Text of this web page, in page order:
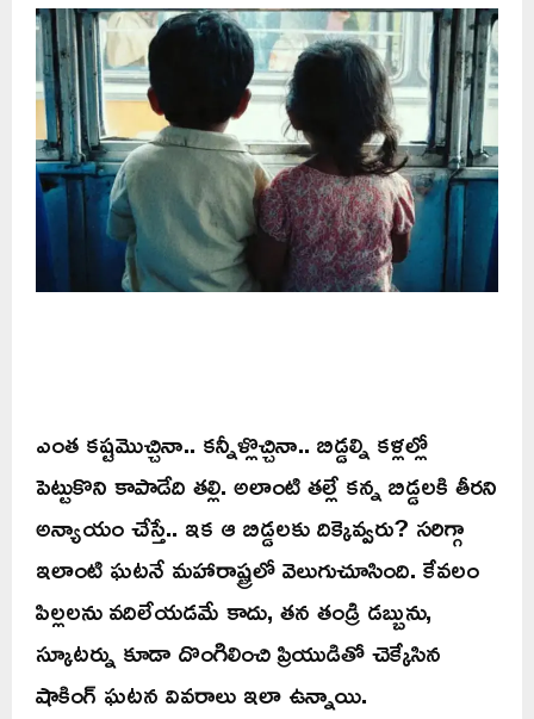
ఎంత కష్టమొచ్చినా.. కన్నీళ్లొచ్చినా.. బిడ్డల్ని కళ్లల్లో
పెట్టుకొని కాపాడేది తల్లి. అలాంటి తల్లే కన్న బిడ్డలకి తీరని
అన్యాయం చేస్తే.. ఇక ఆ బిడ్డలకు దిక్కెవ్వరు? సరిగ్గా
ఇలాంటి ఘటనే మహారాష్ట్రలో వెలుగుచూసింది. కేవలం
పిల్లలను వదిలేయడమే కాదు, తన తండ్రి డబ్బును,
స్కూటర్ను కూడా దొంగిలించి ప్రియుడితో చెక్కేసిన
షాకింగ్ ఘటన వివరాలు ఇలా ఉన్నాయి.